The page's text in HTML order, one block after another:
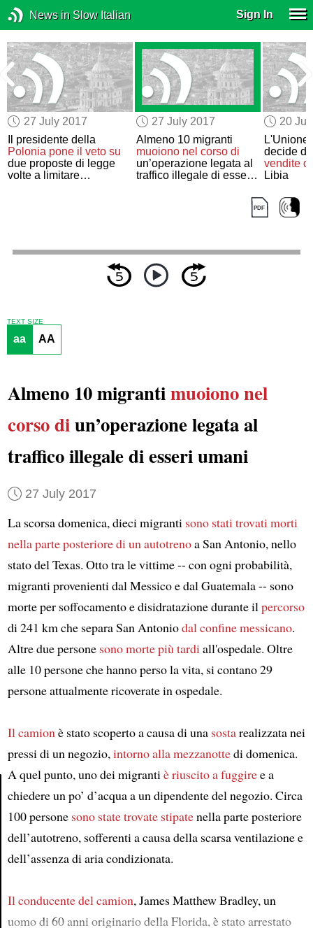
News in Slow Italian Sign In
27 July 2017
Il presidente della
Polonia pone il veto su
due proposte di legge
volte a limitare
27 July 2017
Almeno 10 migranti
muoiono nel corso di
un’operazione legata al
traffico illegale di esseri
20
L'Unione
decide
vendite
Libia
Article
TEXT SIZE
aa AA
Almeno 10 migrantimuoiononel
corso diun’operazione legata al
traffico illegale di esseri umani
27 July 2017
La scorsa domenica, dieci migranti sono stati trovati morti
nella parte posteriore di un autotrenoa San Antonio, nello
stato del Texas. Otto tra le vittime -- con ogni probabilità,
migranti provenienti dal Messico e dal Guatemala -- sono
morte per soffocamento e disidratazione durante ilpercorso
di 241 km che separa San Antoniodal confine messicano.
Altre due persone sono morte più tardiall'ospedale. Oltre
alle 10 persone che hanno perso la vita, si contano 29
persone attualmente ricoverate in ospedale.
Il camionè stato scoperto a causa di una sostarealizzata nei
pressi di un negozio,intorno alla mezzanottedi domenica.
A quel punto, uno dei migrantiè riuscito a fuggiree a
chiedere un po’ d’acqua a un dipendente del negozio. Circa
100 persone sono state trovate stipatenella parte posteriore
dell’autotreno, sofferenti a causa della scarsa ventilazione e
dell’assenza di aria condizionata.
Il conducente del camion, James Matthew Bradley, un
uomo di 60 anni originario della Florida, è stato arrestato